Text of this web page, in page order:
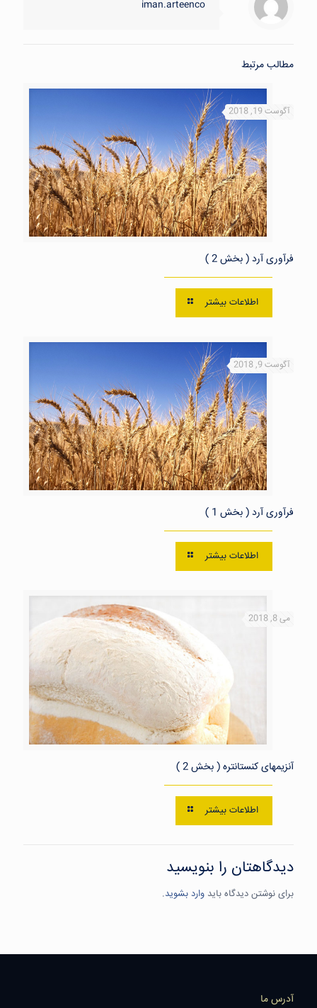
iman.arteenco
مطالب مرتبط
آگوست 19, 2018
فرآوری آرد ( بخش 2 )
اطلاعات بیشتر
آگوست 9, 2018
فرآوری آرد ( بخش 1 )
اطلاعات بیشتر
می 8, 2018
آنزیمهای کنستانتره ( بخش 2 )
اطلاعات بیشتر
دیدگاهتان را بنویسید
برای نوشتن دیدگاه باید وارد بشوید.
آدرس ما